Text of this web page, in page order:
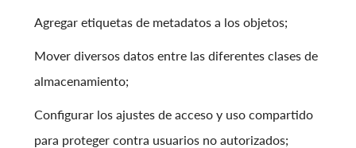
Agregar etiquetas de metadatos a los objetos;
Mover diversos datos entre las diferentes clases de
almacenamiento;
Configurar los ajustes de acceso y uso compartido
para proteger contra usuarios no autorizados;